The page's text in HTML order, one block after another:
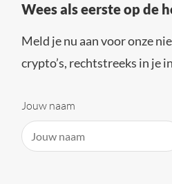
Wees als eerste op de
Meld je nu aan voor onze
crypto’s, rechtstreeks in je
Jouw naam